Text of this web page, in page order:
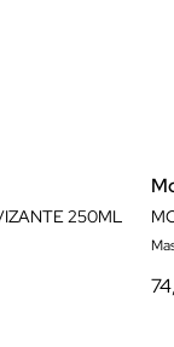
250ML